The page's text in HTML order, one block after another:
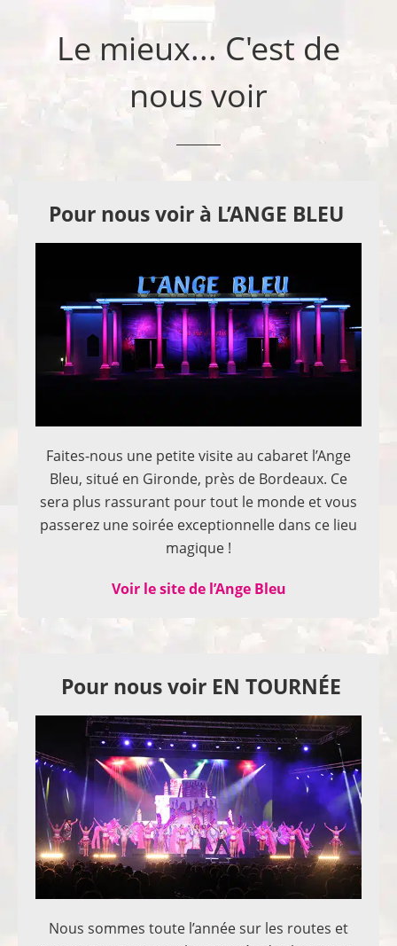
Le mieux... C'est de
nous voir
Pour nous voir à L’ANGE BLEU
Faites-nous une petite visite au cabaret l’Ange
Bleu, situé en Gironde, près de Bordeaux. Ce
sera plus rassurant pour tout le monde et vous
passerez une soirée exceptionnelle dans ce lieu
magique !
Voir le site de l’Ange Bleu
Pour nous voir EN TOURNÉE
Nous sommes toute l’année sur les routes et